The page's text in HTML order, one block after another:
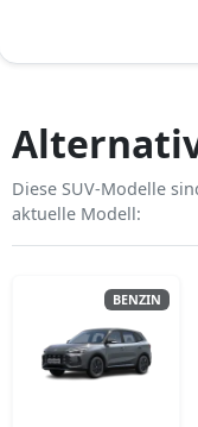
Diese SUV-Modelle
aktuelle Modell:
BENZIN